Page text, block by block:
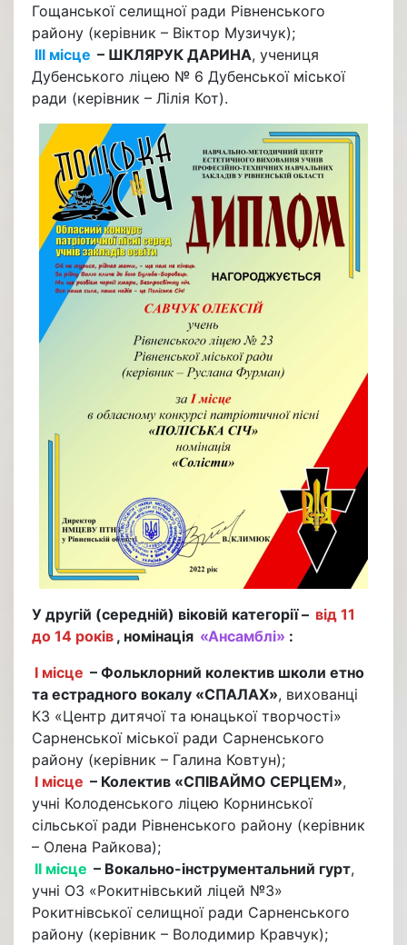
Гощанської селищної ради Рівненського
району (керівник – Віктор Музичук);
ІІІ місце – ШКЛЯРУК ДАРИНА, учениця
Дубенського ліцею № 6 Дубенської міської
ради (керівник – Лілія Кот).
У другій (середній) віковій категорії – від 11
до 14 років , номінація «Ансамблі» :
І місце – Фольклорний колектив школи етно
та естрадного вокалу «СПАЛАХ», вихованці
КЗ «Центр дитячої та юнацької творчості»
Сарненської міської ради Сарненського
району (керівник – Галина Ковтун);
І місце – Колектив «СПІВАЙМО СЕРЦЕМ»,
учні Колоденського ліцею Корнинської
сільської ради Рівненського району (керівник
– Олена Райкова);
ІІ місце – Вокально-інструментальний гурт,
учні ОЗ «Рокитнівський ліцей №3»
Рокитнівської селищної ради Сарненського
району (керівник – Володимир Кравчук);